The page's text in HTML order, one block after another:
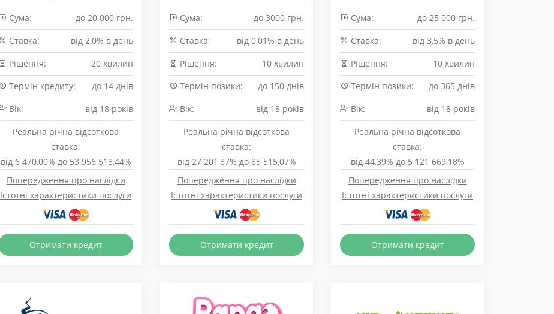
Сума:
до 20 000 грн.
Cтавка:
від 2,0% в день
Рішення:
20 хвилин
Термін кредиту:
до 14 днів
Вік:
від 18 років
Реальна річна відсоткова
ставка:
від 6 470,00% до 53 956 518,44%
Попередження про наслідки
Істотні характеристики послуги
Отримати кредит
Сума:
до 3000 грн.
Cтавка:
від 0,01% в день
Рішення:
10 хвилин
Термін позики:
до 150 днів
Вік:
від 18 років
Реальна річна відсоткова
ставка:
від 27 201,87% до 85 515,07%
Попередження про наслідки
Істотні характеристики послуги
Отримати кредит
Сума:
до 25 000 грн.
Cтавка:
від 3,5% в день
Рішення:
10 хвилин
Термін позики:
до 365 днів
Вік:
від 18 років
Реальна річна відсоткова
ставка:
від 44,39% до 5 121 669,18%
Попередження про наслідки
Істотні характеристики послуги
Отримати кредит